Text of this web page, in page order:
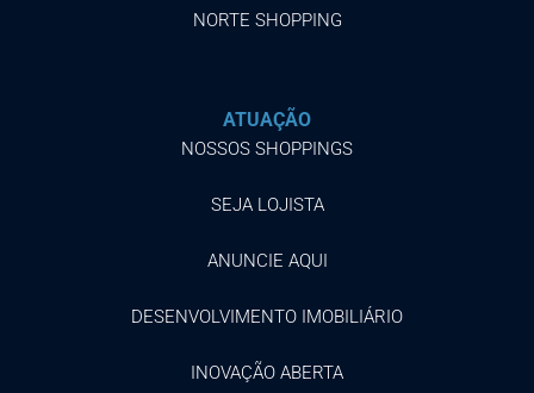
NORTE SHOPPING
ATUAÇÃO
NOSSOS SHOPPINGS
SEJA LOJISTA
ANUNCIE AQUI
DESENVOLVIMENTO IMOBILIÁRIO
INOVAÇÃO ABERTA